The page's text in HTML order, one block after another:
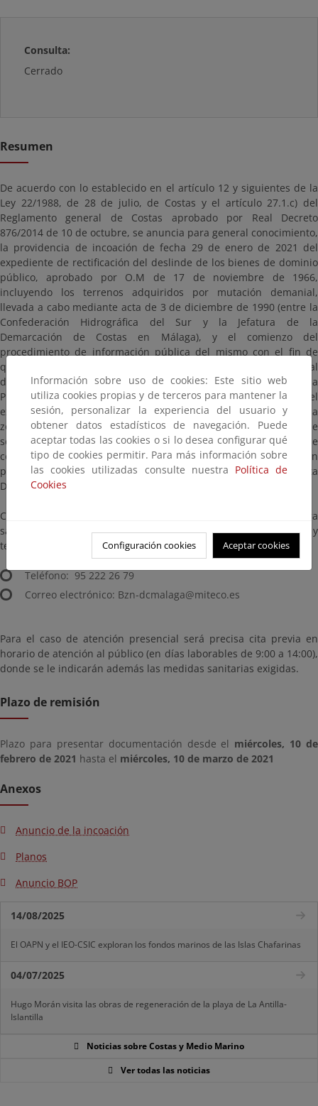
Consulta:
Cerrado
Resumen
De acuerdo con lo establecido en el artículo 12 y siguientes de la
Ley 22/1988, de 28 de julio, de Costas y el artículo 27.1.c) del
Reglamento general de Costas aprobado por Real Decreto
876/2014 de 10 de octubre, se anuncia para general conocimiento,
la providencia de incoación de fecha 29 de enero de 2021 del
expediente de rectificación del deslinde de los bienes de dominio
público, aprobado por O.M de 17 de noviembre de 1966,
incluyendo los terrenos adquiridos por mutación demanial,
llevada a cabo mediante acta de 3 de diciembre de 1990 (entre la
Confederación Hidrográfica del Sur y la Jefatura de la
Demarcación de Costas en Málaga), y el comienzo del
procedimiento de información pública del mismo con el fin de
que, en el plazo de UN MES, contado a partir del día siguiente al
de la publicación de este anuncio en el Boletín Oficial de la
Provincia, cualquier interesado pueda comparecer en el
expediente, examinar el plano de delimitación provisional de la
zona de dominio público marítimo-terrestre y de su zona de
servidumbre de protección, y formular las alegaciones que
considere oportunas. Dichos planos con la delimitación
provisional se encuentran en esta página y en las oficinas de esta
Demarcación de Costas Andalucía-Mediterráneo.
Como medida de prevención de riesgos frente a la COVID-19, para
salvaguardar la salud de todos, se prioriza la atención telefónica y
telemática.
Teléfono: 95 222 26 79
Correo electrónico: Bzn-dcmalaga@miteco.es
Para el caso de atención presencial será precisa cita previa en
horario de atención al público (en días laborables de 9:00 a 14:00),
donde se le indicarán además las medidas sanitarias exigidas.
Plazo de remisión
Plazo para presentar documentación desde el miércoles, 10 de
febrero de 2021 hasta el miércoles, 10 de marzo de 2021
Anexos
Anuncio de la incoación
Planos
Anuncio BOP
14/08/2025
El OAPN y el IEO-CSIC exploran los fondos marinos de las Islas Chafarinas
04/07/2025
Hugo Morán visita las obras de regeneración de la playa de La Antilla-
Islantilla
Noticias sobre Costas y Medio Marino
Ver todas las noticias
Información sobre uso de cookies: Este sitio web
utiliza cookies propias y de terceros para mantener la
sesión, personalizar la experiencia del usuario y
obtener datos estadísticos de navegación. Puede
aceptar todas las cookies o si lo desea configurar qué
tipo de cookies permitir. Para más información sobre
las cookies utilizadas consulte nuestra Política de
Cookies
Configuración cookies Aceptar cookies